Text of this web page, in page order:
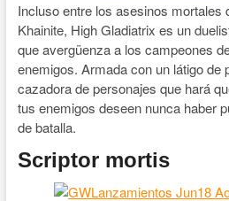
Incluso entre los asesinos mortales
Khainite, High Gladiatrix es un
que avergüenza a los campeones
enemigos. Armada con un látigo de
cazadora de personajes que hará
tus enemigos deseen nunca haber
de batalla.
Scriptor mortis